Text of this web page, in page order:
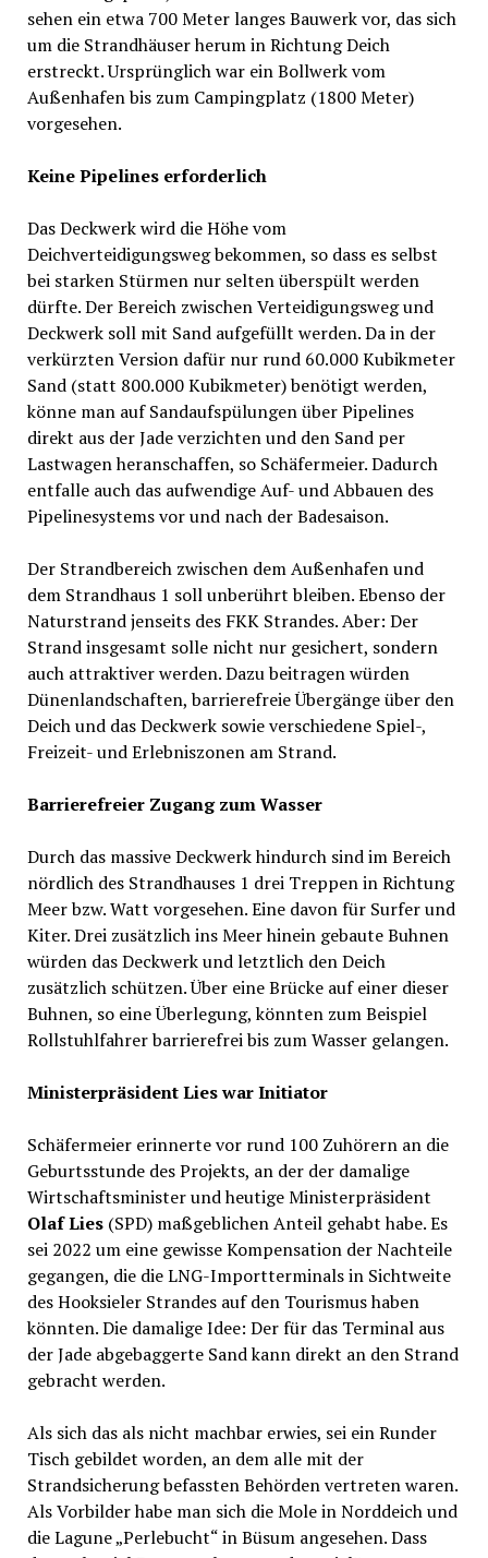
sehen ein etwa 700 Meter langes Bauwerk vor, das sich
um die Strandhäuser herum in Richtung Deich
erstreckt. Ursprünglich war ein Bollwerk vom
Außenhafen bis zum Campingplatz (1800 Meter)
vorgesehen.
Keine Pipelines erforderlich
Das Deckwerk wird die Höhe vom
Deichverteidigungsweg bekommen, so dass es selbst
bei starken Stürmen nur selten überspült werden
dürfte. Der Bereich zwischen Verteidigungsweg und
Deckwerk soll mit Sand aufgefüllt werden. Da in der
verkürzten Version dafür nur rund 60.000 Kubikmeter
Sand (statt 800.000 Kubikmeter) benötigt werden,
könne man auf Sandaufspülungen über Pipelines
direkt aus der Jade verzichten und den Sand per
Lastwagen heranschaffen, so Schäfermeier. Dadurch
entfalle auch das aufwendige Auf- und Abbauen des
Pipelinesystems vor und nach der Badesaison.
Der Strandbereich zwischen dem Außenhafen und
dem Strandhaus 1 soll unberührt bleiben. Ebenso der
Naturstrand jenseits des FKK Strandes. Aber: Der
Strand insgesamt solle nicht nur gesichert, sondern
auch attraktiver werden. Dazu beitragen würden
Dünenlandschaften, barrierefreie Übergänge über den
Deich und das Deckwerk sowie verschiedene Spiel-,
Freizeit- und Erlebniszonen am Strand.
Barrierefreier Zugang zum Wasser
Durch das massive Deckwerk hindurch sind im Bereich
nördlich des Strandhauses 1 drei Treppen in Richtung
Meer bzw. Watt vorgesehen. Eine davon für Surfer und
Kiter. Drei zusätzlich ins Meer hinein gebaute Buhnen
würden das Deckwerk und letztlich den Deich
zusätzlich schützen. Über eine Brücke auf einer dieser
Buhnen, so eine Überlegung, könnten zum Beispiel
Rollstuhlfahrer barrierefrei bis zum Wasser gelangen.
Ministerpräsident Lies war Initiator
Schäfermeier erinnerte vor rund 100 Zuhörern an die
Geburtsstunde des Projekts, an der der damalige
Wirtschaftsminister und heutige Ministerpräsident
Olaf Lies(SPD) maßgeblichen Anteil gehabt habe. Es
sei 2022 um eine gewisse Kompensation der Nachteile
gegangen, die die LNG-Importterminals in Sichtweite
des Hooksieler Strandes auf den Tourismus haben
könnten. Die damalige Idee: Der für das Terminal aus
der Jade abgebaggerte Sand kann direkt an den Strand
gebracht werden.
Als sich das als nicht machbar erwies, sei ein Runder
Tisch gebildet worden, an dem alle mit der
Strandsicherung befassten Behörden vertreten waren.
Als Vorbilder habe man sich die Mole in Norddeich und
die Lagune „Perlebucht“ in Büsum angesehen. Dass